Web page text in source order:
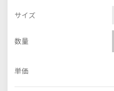
サイズ
数量
単価